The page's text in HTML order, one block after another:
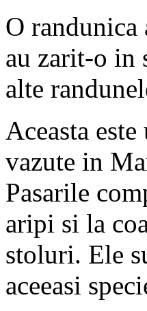
O
au zarit-o in
alte
Aceasta
vazute in
Pasarile
aripi si la
stoluri. Ele
aceeasi